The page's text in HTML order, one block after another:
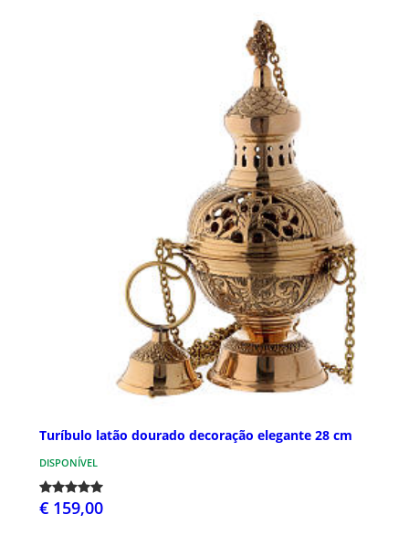
Turíbulo latão dourado decoração elegante 28 cm
DISPONÍVEL
€ 159,00